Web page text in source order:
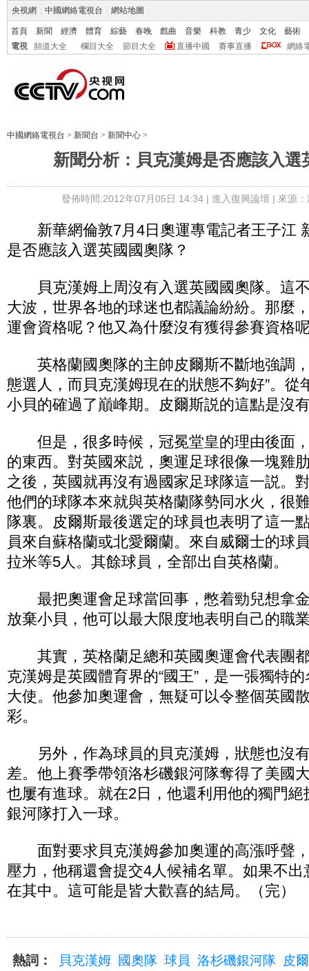
央視網 中國網絡電視台 網站地圖
首頁 新聞 經濟 體育 綜藝 春晚 戲曲 音樂 科教 青少 文化
藝術
電視
頻道大全 欄目大全 節目大全 直播中國 賽事直播 網絡
中國網絡電視台 > 新聞台 > 新聞中心 >
新聞分析：貝克漢姆是否應該入選
發佈時間:2012年07月05日 14:34 | 進入復興論壇 | 來源
新華網倫敦7月4日奧運專電記者王子江
是否應該入選英國國奧隊？
貝克漢姆上周沒有入選英國國奧隊。這
大波，世界各地的球迷也都議論紛紛。那麼
運會資格呢？他又為什麼沒有獲得參賽資格
英格蘭國奧隊的主帥皮爾斯不斷地強調，
態選人，而貝克漢姆現在的狀態不夠好”。從
小貝的確過了巔峰期。皮爾斯説的這點是沒
但是，很多時候，冠冕堂皇的理由後面
的東西。對英國來説，奧運足球很像一塊雞
之後，英國就再沒有過國家足球隊這一説。
他們的球隊本來就與英格蘭隊勢同水火，很
隊裏。皮爾斯最後選定的球員也表明了這一
員來自蘇格蘭或北愛爾蘭。來自威爾士的球
拉米等5人。其餘球員，全部出自英格蘭。
最把奧運會足球當回事，憋着勁兒想拿
放棄小貝，他可以最大限度地表明自己的職
其實，英格蘭足總和英國奧運會代表團
克漢姆是英國體育界的“國王”，是一張獨特
大使。他參加奧運會，無疑可以令整個英國
彩。
另外，作為球員的貝克漢姆，狀態也沒
差。他上賽季帶領洛杉磯銀河隊奪得了美國
也屢有進球。就在2日，他還利用他的獨門
銀河隊打入一球。
面對要求貝克漢姆參加奧運的高漲呼聲
壓力，他稱還會提交4人候補名單。如果不
在其中。這可能是皆大歡喜的結局。（完）
熱詞： 貝克漢姆 國奧隊 球員 洛杉磯銀河隊
皮